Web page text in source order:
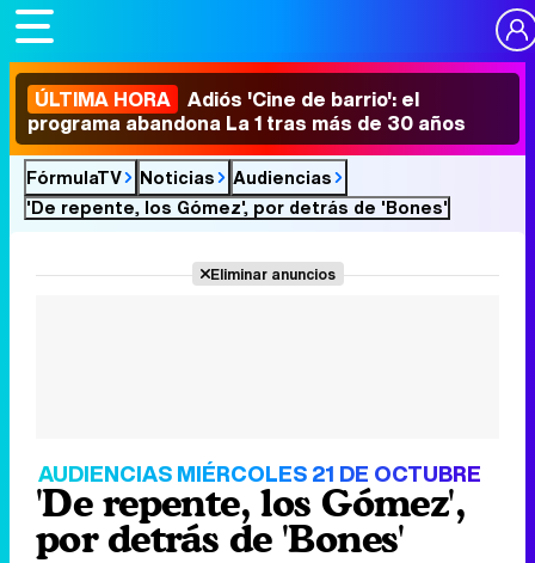
ÚLTIMA HORA Adiós 'Cine de barrio': el
programa abandona La 1 tras más de 30 años
FórmulaTV Noticias
Audiencias
'De repente, los Gómez', por detrás de 'Bones'
Eliminar anuncios
AUDIENCIAS MIÉRCOLES 21 DE OCTUBRE
'De repente, los Gómez',
por detrás de 'Bones'